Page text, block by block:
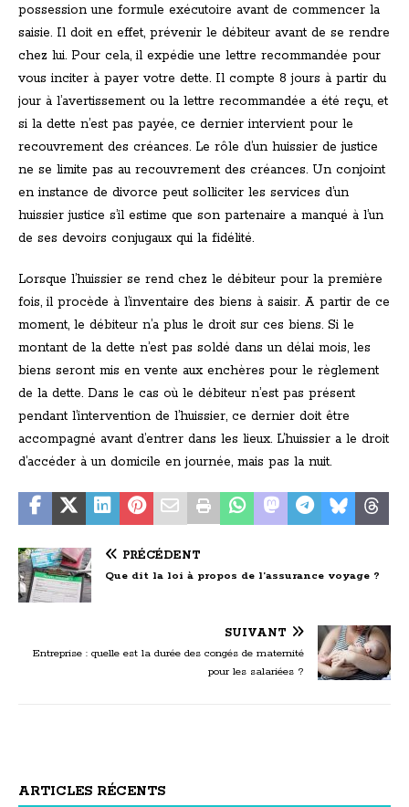
possession une formule exécutoire avant de commencer la
saisie. Il doit en effet, prévenir le débiteur avant de se rendre
chez lui. Pour cela, il expédie une lettre recommandée pour
vous inciter à payer votre dette. Il compte 8 jours à partir du
jour à l’avertissement ou la lettre recommandée a été reçu, et
si la dette n’est pas payée, ce dernier intervient pour le
recouvrement des créances. Le rôle d’un huissier de justice
ne se limite pas au recouvrement des créances. Un conjoint
en instance de divorce peut solliciter les services d’un
huissier justice s’il estime que son partenaire a manqué à l’un
de ses devoirs conjugaux qui la fidélité.
Lorsque l’huissier se rend chez le débiteur pour la première
fois, il procède à l’inventaire des biens à saisir. A partir de ce
moment, le débiteur n’a plus le droit sur ces biens. Si le
montant de la dette n’est pas soldé dans un délai mois, les
biens seront mis en vente aux enchères pour le règlement
de la dette. Dans le cas où le débiteur n’est pas présent
pendant l’intervention de l’huissier, ce dernier doit être
accompagné avant d’entrer dans les lieux. L’huissier a le droit
d’accéder à un domicile en journée, mais pas la nuit.
PRÉCÉDENT
Que dit la loi à propos de l’assurance voyage ?
SUIVANT
Entreprise : quelle est la durée des congés de maternité
pour les salariées ?
ARTICLES RÉCENTS